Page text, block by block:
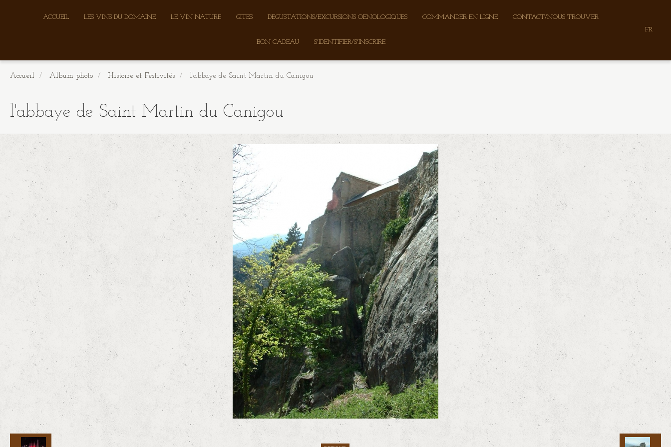
ACCUEIL LES VINS DU DOMAINE LE VIN NATURE GITES DEGUSTATIONS/EXCURSIONS OENOLOGIQUES COMMANDER EN LIGNE CONTACT/NOUS TROUVER
BON CADEAU S'IDENTIFIER/S'INSCRIRE
FR
Accueil Album photo Histoire et Festivités l'abbaye de Saint Martin du Canigou
l'abbaye de Saint Martin du Canigou